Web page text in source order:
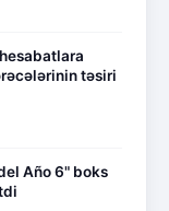
təsiri
Año 6" boks